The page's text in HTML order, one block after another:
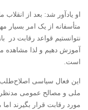
او یادآور شد: بعد از
متأسفانه از یک امر بسیار
نتوانستیم قواعد رقابت در
آموزش دهیم و لذا مشاهده
است.
این فعال سیاسی
ملی و مصالح عمومی مدنظر
مورد رقابت قرار بگیرند